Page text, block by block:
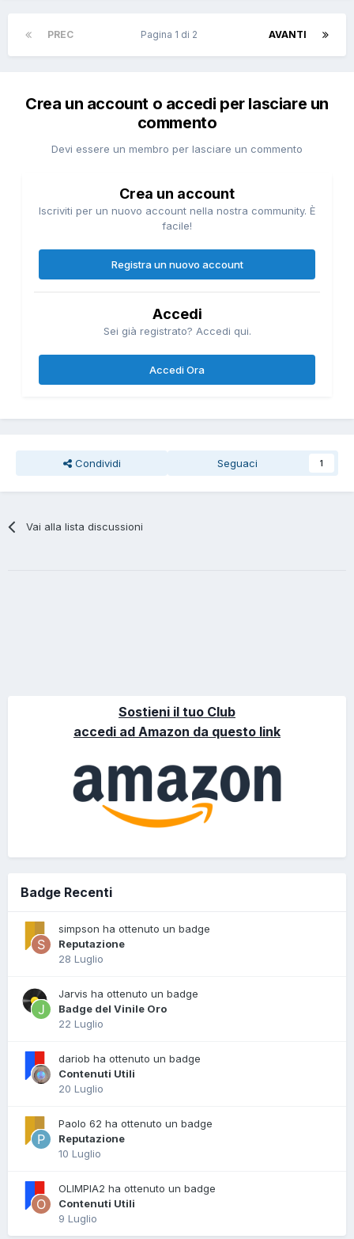
PREC AVANTI
Pagina 1 di 2
Crea un account o accedi per lasciare un
commento
Devi essere un membro per lasciare un commento
Crea un account
Iscriviti per un nuovo account nella nostra community. È
facile!
Registra un nuovo account
Accedi
Sei già registrato? Accedi qui.
Accedi Ora
Condividi Seguaci 1
Vai alla lista discussioni
Sostieni il tuo Club
accedi ad Amazon da questo link
Badge Recenti
simpson ha ottenuto un badge
Reputazione
28 Luglio
Jarvis ha ottenuto un badge
Badge del Vinile Oro
22 Luglio
dariob ha ottenuto un badge
Contenuti Utili
20 Luglio
Paolo 62 ha ottenuto un badge
Reputazione
10 Luglio
OLIMPIA2 ha ottenuto un badge
Contenuti Utili
9 Luglio